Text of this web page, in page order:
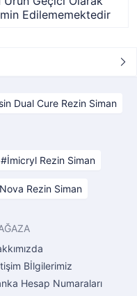
Edilememektedir
Dual Cure Rezin Siman
İmicryl Rezin Siman
Rezin Siman
Bİlgilerimiz
Hesap Numaraları